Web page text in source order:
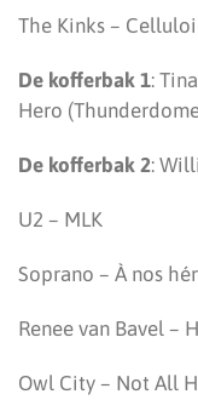
The Kinks –
De kofferbak 1:
Hero
De kofferbak 2:
U2 – MLK
Soprano – À nos
Renee van Bavel –
Owl City – Not All